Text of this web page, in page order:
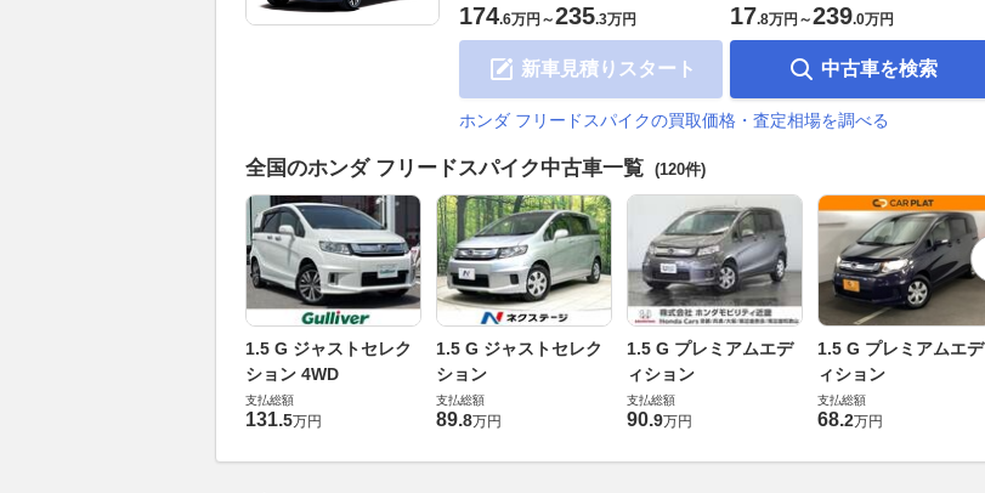
174.6万円 ～235.3万円
新車見積りスタート
17.8万円 ～239.0万円
中古車を検索
ホンダ フリードスパイクの買取価格・査定相場を調べる
全国のホンダ フリードスパイク中古車一覧 (120件)
1.5 G ジャストセレク
ション 4WD
支払総額
131.5万円
1.5 G ジャストセレク
ション
支払総額
89.8万円
1.5 G プレミアムエデ
ィション
支払総額
90.9万円
1.5 G プレミアムエデ
ィション
支払総額
68.2万円